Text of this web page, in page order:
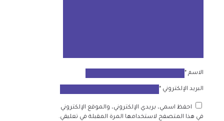
الاسم *
البريد الإلكتروني *
احفظ اسمي، بريدي الإلكتروني، والموقع الإلكتروني
في هذا المتصفح لاستخدامها المرة المقبلة في تعليقي.